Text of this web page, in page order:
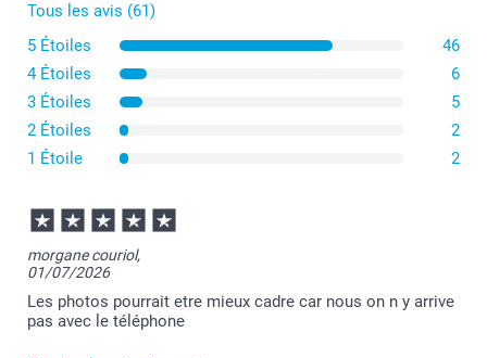
Tous les avis (61)
5 Étoiles
46
4 Étoiles
6
3 Étoiles
5
2 Étoiles
2
1 Étoile
2
morgane couriol,
01/07/2026
Les photos pourrait etre mieux cadre car nous on n y arrive
pas avec le téléphone